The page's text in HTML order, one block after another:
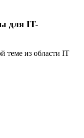
для IT-
теме из области IT